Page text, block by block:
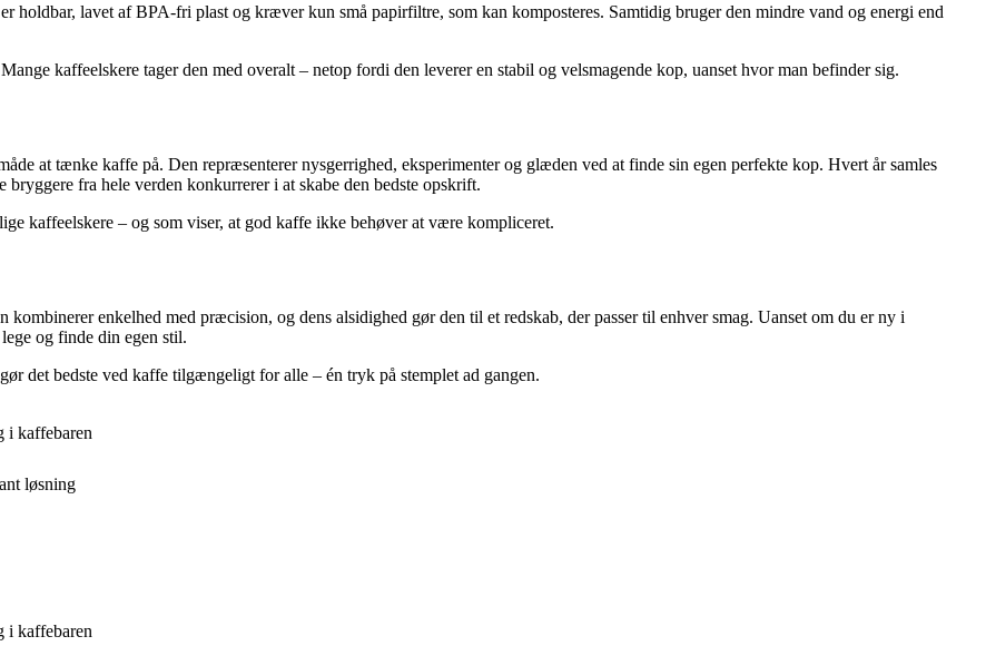
holdbar, lavet af BPA-fri plast og kræver kun små papirfiltre, som kan komposteres. Samtidig bruger den mindre vand og energi end
kaffeelskere tager den med overalt – netop fordi den leverer en stabil og velsmagende kop, uanset hvor man befinder sig.
at tænke kaffe på. Den repræsenterer nysgerrighed, eksperimenter og glæden ved at finde sin egen perfekte kop. Hvert år samles
bryggere fra hele verden konkurrerer i at skabe den bedste opskrift.
kaffeelskere – og som viser, at god kaffe ikke behøver at være kompliceret.
kombinerer enkelhed med præcision, og dens alsidighed gør den til et redskab, der passer til enhver smag. Uanset om du er ny i
og finde din egen stil.
det bedste ved kaffe tilgængeligt for alle – én tryk på stemplet ad gangen.
i kaffebaren
løsning
i kaffebaren